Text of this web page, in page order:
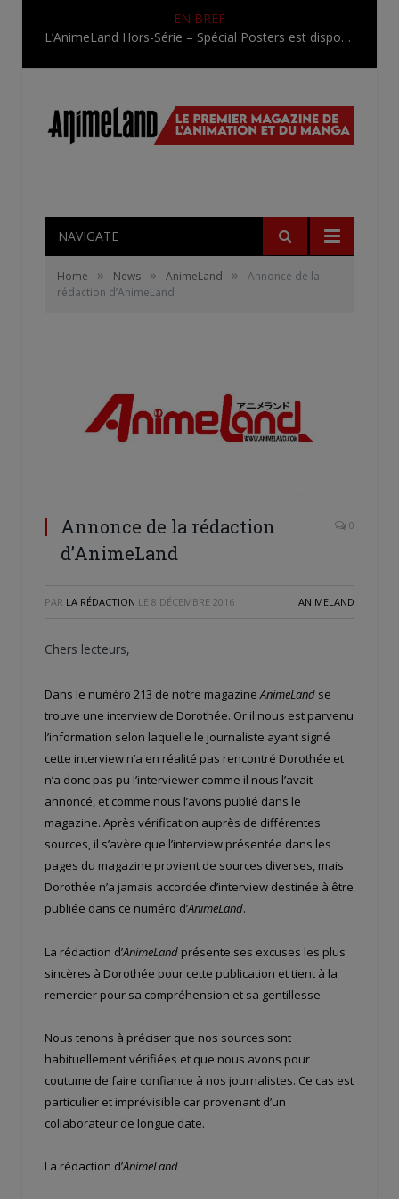
EN BREF
L’AnimeLand Hors-Série – Spécial Posters est disponible !
NAVIGATE
Home » News » AnimeLand »
Annonce de la
rédaction d’AnimeLand
Annonce de la rédaction
d’AnimeLand
0
PAR LA RÉDACTION LE 8 DÉCEMBRE 2016 ANIMELAND
Chers lecteurs,
Dans le numéro 213 de notre magazineAnimeLand se
trouve une interview de Dorothée. Or il nous est parvenu
l’information selon laquelle le journaliste ayant signé
cette interview n’a en réalité pas rencontré Dorothée et
n’a donc pas pu l’interviewer comme il nous l’avait
annoncé, et comme nous l’avons publié dans le
magazine. Après vérification auprès de différentes
sources, il s’avère que l’interview présentée dans les
pages du magazine provient de sources diverses, mais
Dorothée n’a jamais accordée d’interview destinée à être
publiée dans ce numéro d’AnimeLand.
La rédaction d’AnimeLand présente ses excuses les plus
sincères à Dorothée pour cette publication et tient à la
remercier pour sa compréhension et sa gentillesse.
Nous tenons à préciser que nos sources sont
habituellement vérifiées et que nous avons pour
coutume de faire confiance à nos journalistes. Ce cas est
particulier et imprévisible car provenant d’un
collaborateur de longue date.
La rédaction d’AnimeLand